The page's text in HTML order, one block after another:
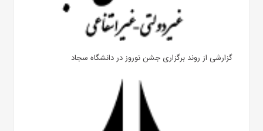
گزارشی از روند برگزاری جشن نوروز در دانشگاه سجاد